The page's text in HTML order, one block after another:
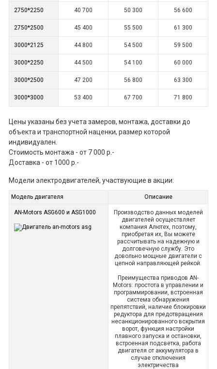
2750*2250 40 700 50 300 56 600
2750*2500 45 400 55 500 61 300
3000*2125 44 800 54 500 59 500
3000*2250 44 500 54 100 60 000
3000*2500 47 200 56 800 63 300
3000*3000 53 400 67 700 71 800
Цены указаны без учета замеров, монтажа, доставки до
объекта и транспортной наценки, размер которой
индивидуален.
Стоимость монтажа - от 7 000 р.-
Доставка - от 1000 р.-
Модели электродвигателей, участвующие в акции:
Модель двигателя Описание
AN-Motors ASG600 и ASG1000
Производство данных моделей
двигателей осуществляет
компания Алютех, поэтому,
приобретая их, Вы можете
рассчитывать на надежную и
долговечную службу. Это
довольно мощные двигатели с
цепной направляющей рейкой.
Преимущества приводов AN-
Motors: простота в управлении и
программировании, встроенная
система обнаружения
препятствий, наличие блокировки
редуктора для предотвращения
несанкционированного вскрытия
ворот, функция настройки
плавного запуска и остановки,
встроенная подсветка, работа
двигателя от аккумулятора в
случае отключения
электричества